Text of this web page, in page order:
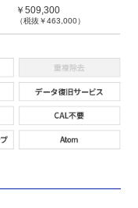
￥509,300
（税抜￥463,000）